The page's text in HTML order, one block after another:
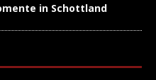
in Schottland